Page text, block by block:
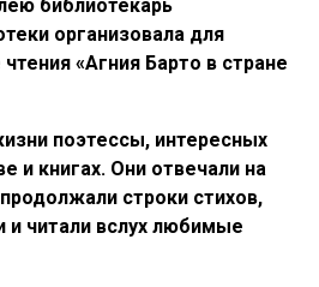
библиотекарь
организовала для
«Агния Барто в стране
поэтессы, интересных
и книгах. Они отвечали на
строки стихов,
и читали вслух любимые